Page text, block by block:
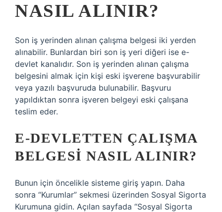
NASIL ALINIR?
Son iş yerinden alınan çalışma belgesi iki yerden
alınabilir. Bunlardan biri son iş yeri diğeri ise e-
devlet kanalıdır. Son iş yerinden alınan çalışma
belgesini almak için kişi eski işverene başvurabilir
veya yazılı başvuruda bulunabilir. Başvuru
yapıldıktan sonra işveren belgeyi eski çalışana
teslim eder.
E-DEVLETTEN ÇALIŞMA
BELGESI NASIL ALINIR?
Bunun için öncelikle sisteme giriş yapın. Daha
sonra “Kurumlar” sekmesi üzerinden Sosyal Sigorta
Kurumuna gidin. Açılan sayfada “Sosyal Sigorta